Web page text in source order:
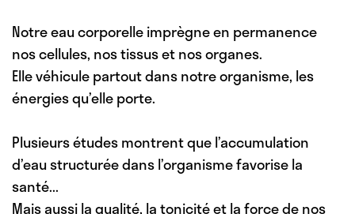
Notre eau corporelle imprègne en permanence
nos cellules, nos tissus et nos organes.
Elle véhicule partout dans notre organisme, les
énergies qu’elle porte.
Plusieurs études montrent que l’accumulation
d’eau structurée dans l’organisme favorise la
santé...
Mais aussi la qualité, la tonicité et la force de nos